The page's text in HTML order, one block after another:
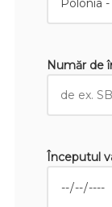
Număr de
Începutul